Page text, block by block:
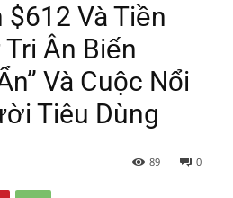
Và Tiền
Ân Biến
Và Cuộc Nổi
Tiêu Dùng
0
89